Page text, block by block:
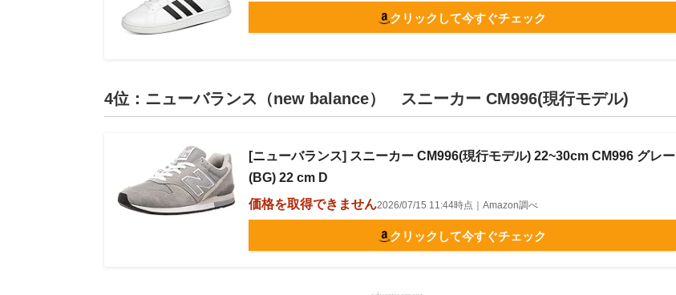
クリックして今すぐチェック
4位：ニューバランス（new balance） スニーカー CM996(現行モデル)
[ニューバランス] スニーカー CM996(現行モデル) 22~30cm CM996 グレー
(BG) 22 cm D
価格を取得できません2026/07/15 11:44時点｜Amazon調べ
クリックして今すぐチェック